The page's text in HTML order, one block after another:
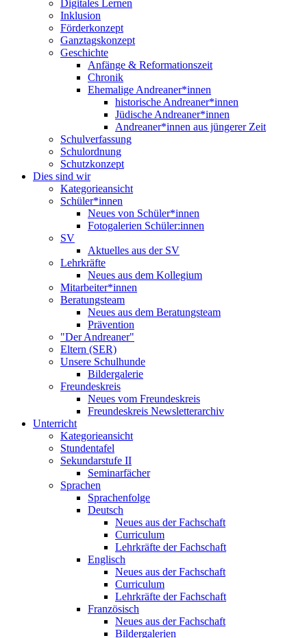
Digitales Lernen
Inklusion
Förderkonzept
Ganztagskonzept
Geschichte
Anfänge & Reformationszeit
Chronik
Ehemalige Andreaner*innen
historische Andreaner*innen
Jüdische Andreaner*innen
Andreaner*innen aus jüngerer Zeit
Schulverfassung
Schulordnung
Schutzkonzept
Dies sind wir
Kategorieansicht
Schüler*innen
Neues von Schüler*innen
Fotogalerien Schüler:innen
SV
Aktuelles aus der SV
Lehrkräfte
Neues aus dem Kollegium
Mitarbeiter*innen
Beratungsteam
Neues aus dem Beratungsteam
Prävention
"Der Andreaner"
Eltern (SER)
Unsere Schulhunde
Bildergalerie
Freundeskreis
Neues vom Freundeskreis
Freundeskreis Newsletterarchiv
Unterricht
Kategorieansicht
Stundentafel
Sekundarstufe II
Seminarfächer
Sprachen
Sprachenfolge
Deutsch
Neues aus der Fachschaft
Curriculum
Lehrkräfte der Fachschaft
Englisch
Neues aus der Fachschaft
Curriculum
Lehrkräfte der Fachschaft
Französisch
Neues aus der Fachschaft
Bildergalerien